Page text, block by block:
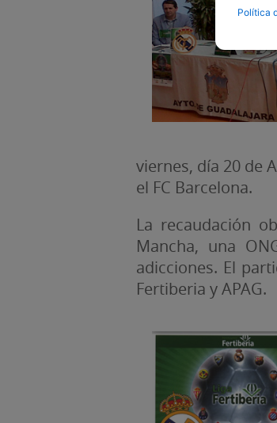
viernes, día 20 de
el FC Barcelona.
La recaudación
Mancha, una
adicciones. El
Fertiberia y APAG.
Política